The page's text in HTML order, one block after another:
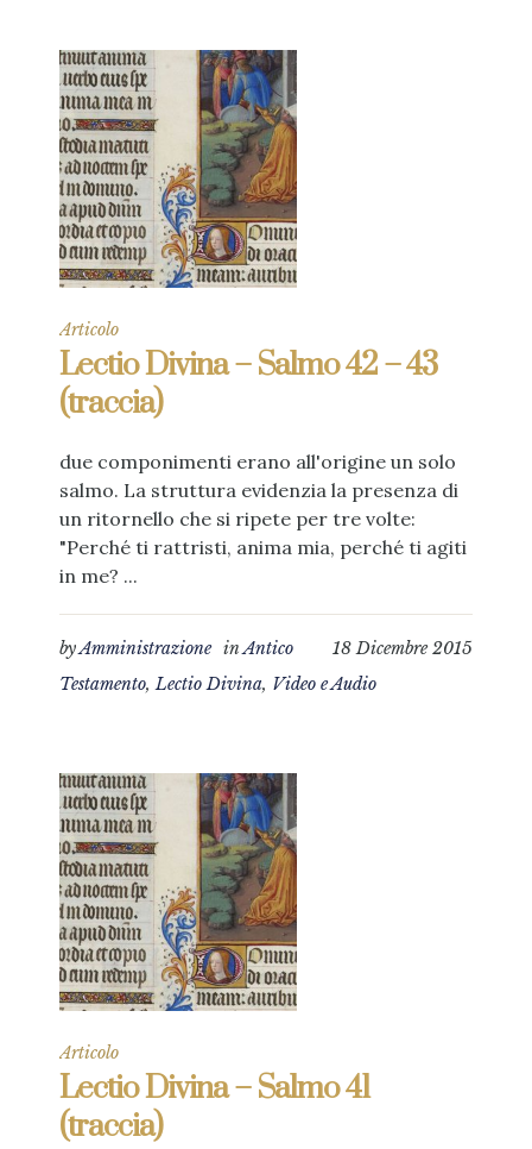
Articolo
Lectio Divina – Salmo 42 – 43
(traccia)
due componimenti erano all'origine un solo
salmo. La struttura evidenzia la presenza di
un ritornello che si ripete per tre volte:
"Perché ti rattristi, anima mia, perché ti agiti
in me? ...
18 Dicembre 2015
byAmministrazione inAntico
Testamento,Lectio Divina, Video e Audio
Articolo
Lectio Divina – Salmo 41
(traccia)